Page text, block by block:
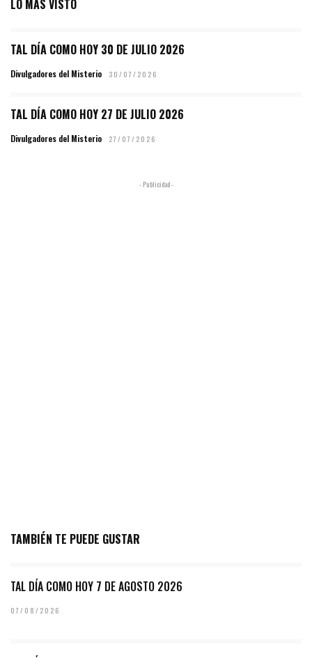
LO MÁS VISTO
TAL DÍA COMO HOY 30 DE JULIO 2026
Divulgadores del Misterio 30/07/2026
TAL DÍA COMO HOY 27 DE JULIO 2026
Divulgadores del Misterio 27/07/2026
- Publicidad -
TAMBIÉN TE PUEDE GUSTAR
TAL DÍA COMO HOY 7 DE AGOSTO 2026
07/08/2026